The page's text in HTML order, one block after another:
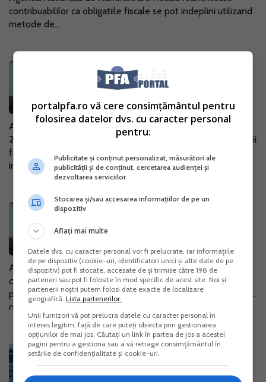
contribuabililor ca obligatiile fiscale se pot indeplini utilizand
metode de...
20 decembrie, data limita pentru
depunerea a sapte declaratii fiscale
ANAF reaminteste contribuabililor ca data de 20 decembrie
2019 este data limita pentru depunerea mai multor declaratii
fiscale. Mai exact, este vorba despre sapte formulare
importante. Iata ce...
depus declaratiile de impunere
08 Nov. 2019
ANAF va stabili din oficiu impozite pentru persoanele fizice
care nu au depus declaratiile de impunere conform
procedurii aprobata prin OANAF 2862/2019 publicat in M.Of.
nr. 897 din 06/11/2019....
Ghid complet PFA: infiintare,
impozitare si declaratii fiscale
obligatorii
portalpfa.ro vă cere consimțământul pentru
folosirea datelor dvs. cu caracter personal
pentru:
Publicitate și conținut personalizat, măsurători ale
publicității și de conținut, cercetarea audienței și
dezvoltarea serviciilor
Stocarea și/sau accesarea informațiilor de pe un
dispozitiv
Aflați mai multe
Datele dvs. cu caracter personal vor fi prelucrate, iar informațiile
de pe dispozitiv (cookie-uri, identificatori unici și alte date de pe
dispozitiv) pot fi stocate, accesate de și trimise către 198 de
parteneri sau pot fi folosite în mod specific de acest site. Noi și
partenerii noștri putem folosi date exacte de localizare
geografică.Lista partenerilor.
Unii furnizori vă pot prelucra datele cu caracter personal în
interes legitim, față de care puteți obiecta prin gestionarea
opțiunilor de mai jos. Căutați un link în partea de jos a acestei
pagini pentru a gestiona sau a vă retrage consimțământul în
setările de confidențialitate și cookie-uri.